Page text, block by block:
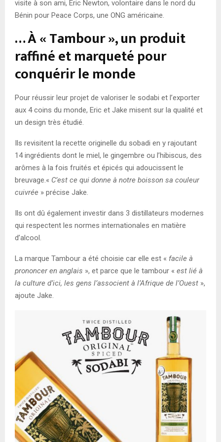
visite à son ami, Eric Newton, volontaire dans le nord du
Bénin pour Peace Corps, une ONG américaine.
… À « Tambour », un produit
raffiné et marqueté pour
conquérir le monde
Pour réussir leur projet de valoriser le sodabi et l’exporter
aux 4 coins du monde, Eric et Jake misent sur la qualité et
un design très étudié.
Ils revisitent la recette originelle du sobadi en y rajoutant
14 ingrédients dont le miel, le gingembre ou l’hibiscus, des
arômes à la fois fruités et épicés qui adoucissent le
breuvage.« C’est ce qui donne à notre boisson sa couleur
cuivrée » précise Jake.
Ils ont dû également investir dans 3 distillateurs modernes
qui respectent les normes internationales en matière
d’alcool.
La marque Tambour a été choisie car elle est « facile à
prononcer en anglais », et parce que le tambour « est lié à
la culture d’ici, les gens l’associent à l’Afrique de l’Ouest »,
ajoute Jake.